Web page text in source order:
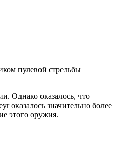
пулевой стрельбы
Однако оказалось, что
оказалось значительно более
этого оружия.